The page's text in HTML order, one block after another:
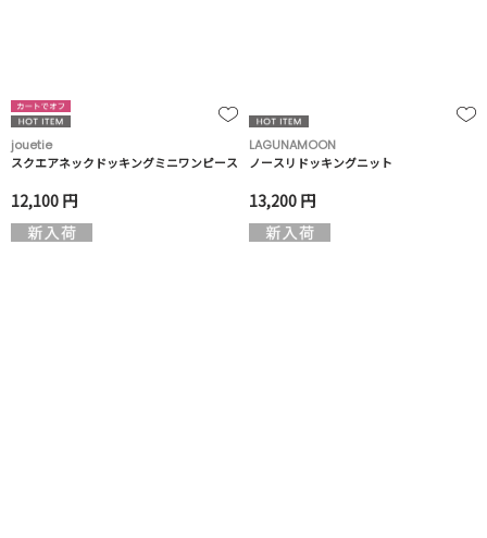
jouetie
スクエアネックドッキングミニワンピース
12,100 円
LAGUNAMOON
ノースリドッキングニット
13,200 円